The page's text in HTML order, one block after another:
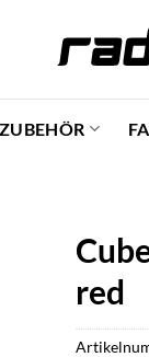
red